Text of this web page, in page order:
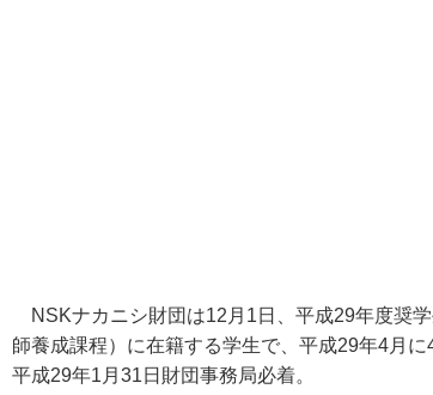
NSKナカニシ財団は12月1日、平成29年度奨
師養成課程）に在籍する学生で、平成29年4月
平成29年1月31日財団事務局必着。